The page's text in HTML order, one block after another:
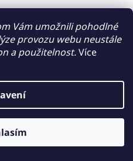
Vám umožnili pohodlné
provozu webu neustále
a použitelnost.Více